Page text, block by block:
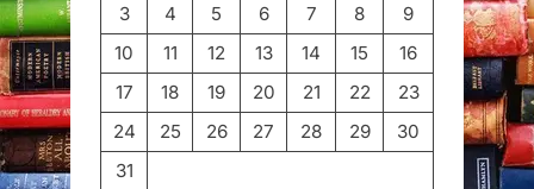
3
4 5 6 7 8
9
10
11 12 13 14 15
16
17
18 19 20 21 22
23
24
25 26 27 28 29
30
31